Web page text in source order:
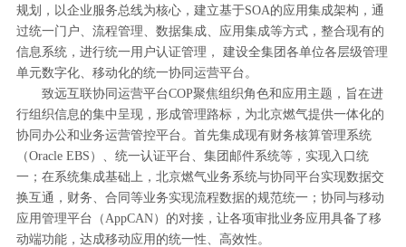
规划，以企业服务总线为核心，建立基于SOA的应用集成架构，通
过统一门户、流程管理、数据集成、应用集成等方式，整合现有的
信息系统，进行统一用户认证管理， 建设全集团各单位各层级管理
单元数字化、移动化的统一协同运营平台。
致远互联协同运营平台COP聚焦组织角色和应用主题，旨在进
行组织信息的集中呈现，形成管理路标，为北京燃气提供一体化的
协同办公和业务运营管控平台。首先集成现有财务核算管理系统
（Oracle EBS）、统一认证平台、集团邮件系统等，实现入口统
一；在系统集成基础上，北京燃气业务系统与协同平台实现数据交
换互通，财务、合同等业务实现流程数据的规范统一；协同与移动
应用管理平台（AppCAN）的对接，让各项审批业务应用具备了移
动端功能，达成移动应用的统一性、高效性。